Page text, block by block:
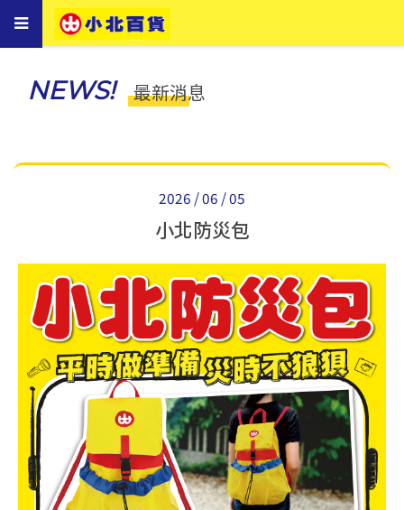
Toggle
navigation
NEWS! 最新消息
2026 / 06 / 05
小北防災包